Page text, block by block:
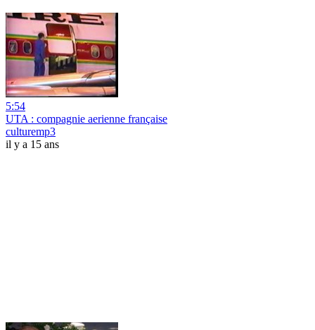
5:54
UTA : compagnie aerienne française
culturemp3
il y a 15 ans